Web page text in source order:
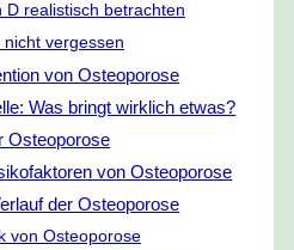
D realistisch betrachten
nicht vergessen
von Osteoporose
Was bringt wirklich etwas?
Osteoporose
von Osteoporose
der Osteoporose
von Osteoporose